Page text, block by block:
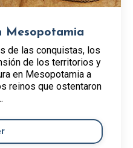
Mesopotamia
de las conquistas, los
de los territorios y
en Mesopotamia a
reinos que ostentaron